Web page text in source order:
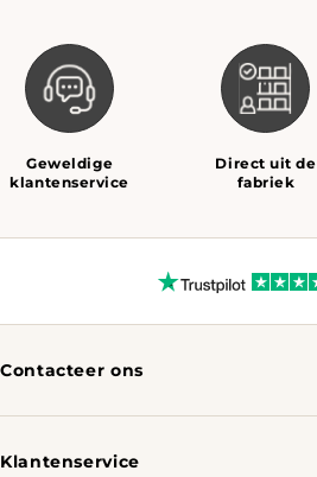
Geweldige
klantenservice
Direct uit de
fabriek
Contacteer ons
Klantenservice